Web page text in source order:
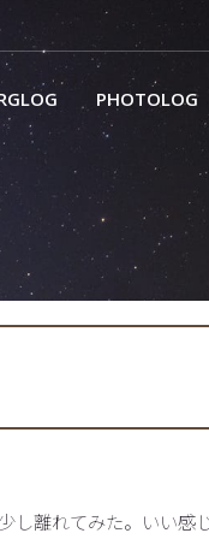
PHOTOLOG
し離れてみた。いい感